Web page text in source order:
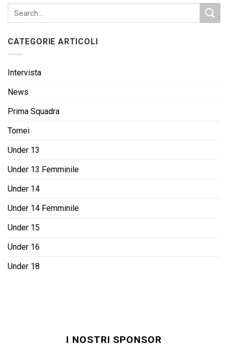
CATEGORIE ARTICOLI
Intervista
News
Prima Squadra
Tornei
Under 13
Under 13 Femminile
Under 14
Under 14 Femminile
Under 15
Under 16
Under 18
I NOSTRI SPONSOR